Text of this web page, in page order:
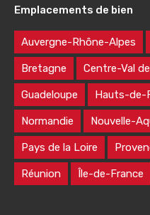
Emplacements de bien
Auvergne-Rhône-Alpes
Bretagne Centre-Val
Guadeloupe Hauts-de-
Normandie Nouvelle-
Pays de la Loire
Réunion Île-de-France